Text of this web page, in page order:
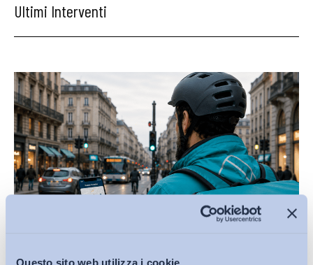
Ultimi Interventi